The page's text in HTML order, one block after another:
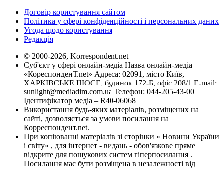
Договір користування сайтом
Політика у сфері конфіденційності і персональних даних
Угода щодо користування
Редакція
© 2000-2026, Korrespondent.net
Суб'єкт у сфері онлайн-медіа Назва онлайн-медіа –
«КореспонденТ.net» Адреса: 02091, місто Київ,
ХАРКІВСЬКЕ ШОСЕ, будинок 172-Б, офіс 208/1 E-mail:
sunlight@mediadim.com.ua Телефон: 044-205-43-00
Ідентифікатор медіа – R40-06068
Використання будь-яких матеріалів, розміщених на
сайті, дозволяється за умови посилання на
Корреспондент.net.
При копіюванні матеріалів зі сторінки « Новини України
і світу» , для інтернет - видань - обов'язкове пряме
відкрите для пошукових систем гіперпосилання .
Посилання має бути розміщена в незалежності від